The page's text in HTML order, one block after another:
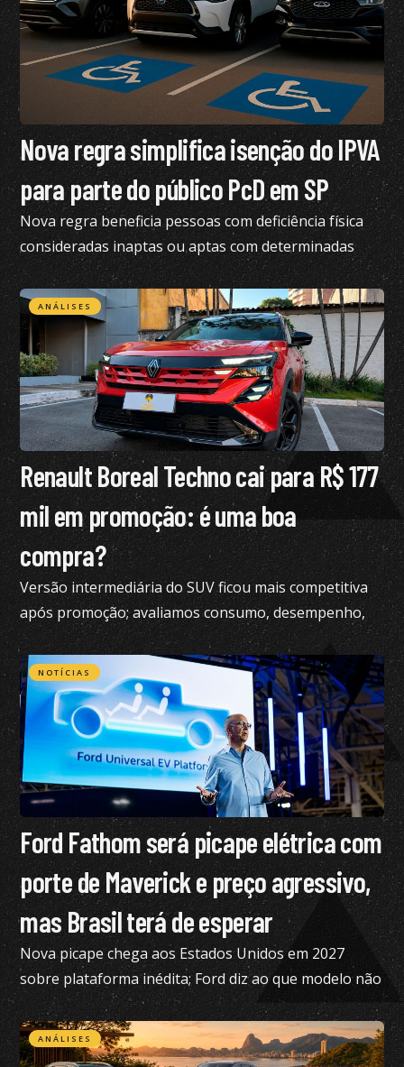
Nova regra simplifica isenção do IPVA
para parte do público PcD em SP
Nova regra beneficia pessoas com deficiência física
consideradas inaptas ou aptas com determinadas
restrições na CNH
ANÁLISES
Renault Boreal Techno cai para R$ 177
mil em promoção: é uma boa
compra?
Versão intermediária do SUV ficou mais competitiva
após promoção; avaliamos consumo, desempenho,
conforto e mais
NOTÍCIAS
Ford Fathom será picape elétrica com
porte de Maverick e preço agressivo,
mas Brasil terá de esperar
Nova picape chega aos Estados Unidos em 2027
sobre plataforma inédita; Ford diz ao que modelo não
está nos planos para o Brasil no momento
ANÁLISES